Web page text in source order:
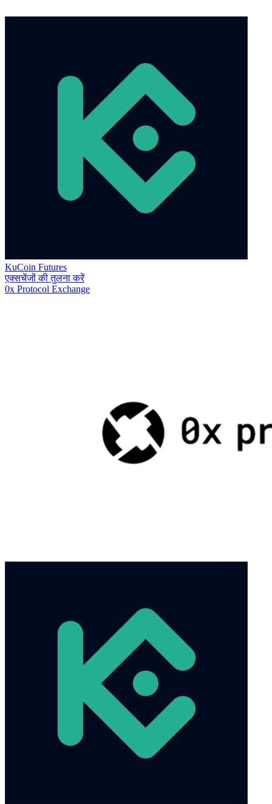
KuCoin Futures
एक्सचेंजों की तुलना करें
0x Protocol Exchange